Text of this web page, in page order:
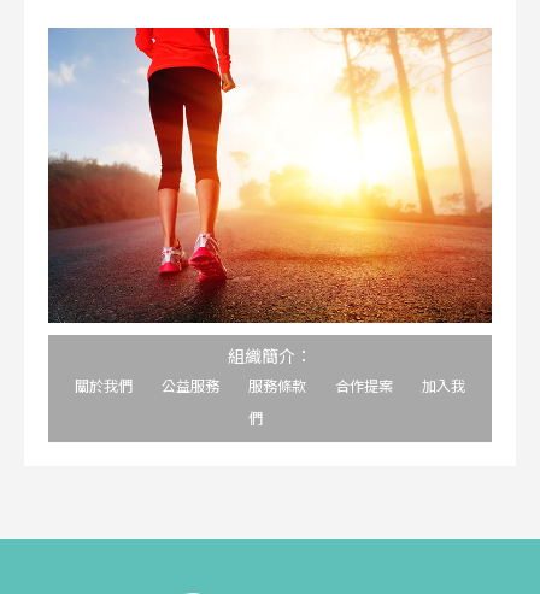
組織簡介：
關於我們 公益服務 服務條款 合作提案
加入我
們